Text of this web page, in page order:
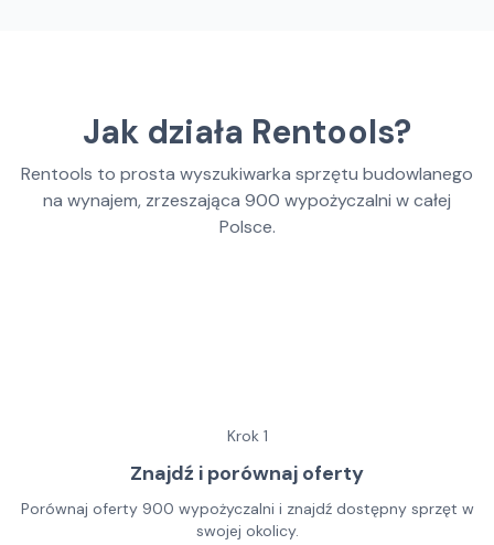
Jak działa Rentools?
Rentools to prosta wyszukiwarka sprzętu budowlanego
na wynajem, zrzeszająca 900 wypożyczalni w całej
Polsce.
Krok 1
Znajdź i porównaj oferty
Porównaj oferty 900 wypożyczalni i znajdź dostępny sprzęt w
swojej okolicy.